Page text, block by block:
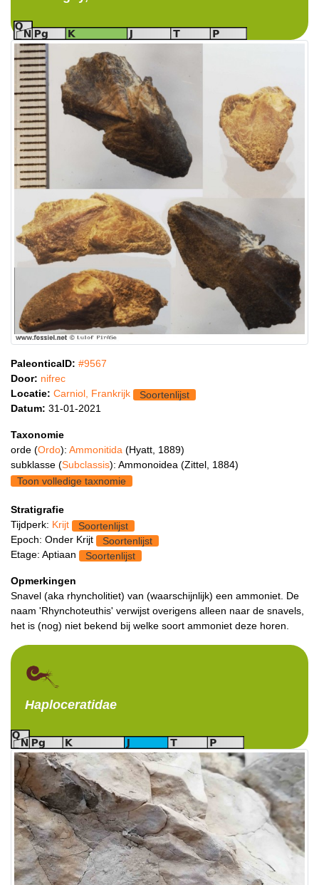
PaleonticaID: #9567
Door: nifrec
Locatie: Carniol, Frankrijk
Soortenlijst
Datum: 31-01-2021
Taxonomie
orde (Ordo): Ammonitida (Hyatt, 1889)
subklasse (Subclassis): Ammonoidea (Zittel, 1884)
Toon volledige taxnomie
Stratigrafie
Tijdperk: Krijt
Soortenlijst
Epoch: Onder Krijt
Soortenlijst
Etage: Aptiaan
Soortenlijst
Opmerkingen
Snavel (aka rhyncholitiet) van (waarschijnlijk) een ammoniet. De
naam 'Rhynchoteuthis' verwijst overigens alleen naar de snavels,
het is (nog) niet bekend bij welke soort ammoniet deze horen.
Haploceratidae